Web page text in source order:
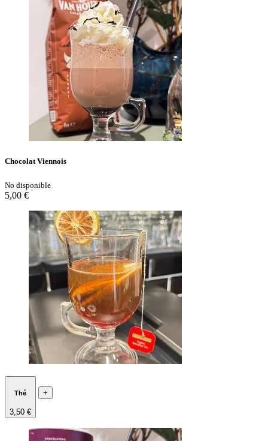
Chocolat Viennois
No disponible
5,00 €
Thé
3,50 €
+